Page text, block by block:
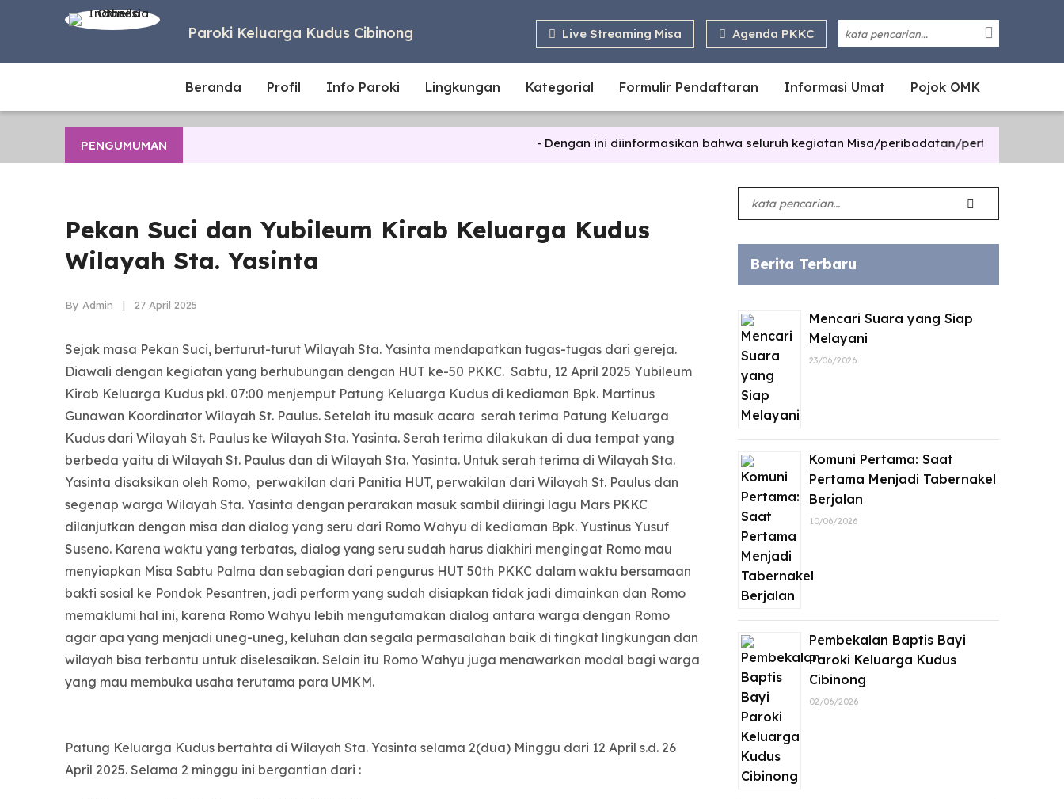
Paroki Keluarga Kudus Cibinong Agenda PKKC
Live Streaming Misa
Beranda Profil Info Paroki Lingkungan Kategorial Formulir Pendaftaran Informasi Umat Pojok OMK
PENGUMUMAN - Dengan ini diinformasikan bahwa seluruh kegiatan Misa/peribadatan/pertemuan di
Pekan Suci dan Yubileum Kirab Keluarga Kudus
Wilayah Sta. Yasinta
By Admin | 27 April 2025
Sejak masa Pekan Suci, berturut-turut Wilayah Sta. Yasinta mendapatkan tugas-tugas dari gereja.
Diawali dengan kegiatan yang berhubungan dengan HUT ke-50 PKKC. Sabtu, 12 April 2025 Yubileum
Kirab Keluarga Kudus pkl. 07:00 menjemput Patung Keluarga Kudus di kediaman Bpk. Martinus
Gunawan Koordinator Wilayah St. Paulus. Setelah itu masuk acara serah terima Patung Keluarga
Kudus dari Wilayah St. Paulus ke Wilayah Sta. Yasinta. Serah terima dilakukan di dua tempat yang
berbeda yaitu di Wilayah St. Paulus dan di Wilayah Sta. Yasinta. Untuk serah terima di Wilayah Sta.
Yasinta disaksikan oleh Romo, perwakilan dari Panitia HUT, perwakilan dari Wilayah St. Paulus dan
segenap warga Wilayah Sta. Yasinta dengan perarakan masuk sambil diiringi lagu Mars PKKC
dilanjutkan dengan misa dan dialog yang seru dari Romo Wahyu di kediaman Bpk. Yustinus Yusuf
Suseno. Karena waktu yang terbatas, dialog yang seru sudah harus diakhiri mengingat Romo mau
menyiapkan Misa Sabtu Palma dan sebagian dari pengurus HUT 50th PKKC dalam waktu bersamaan
bakti sosial ke Pondok Pesantren, jadi perform yang sudah disiapkan tidak jadi dimainkan dan Romo
memaklumi hal ini, karena Romo Wahyu lebih mengutamakan dialog antara warga dengan Romo
agar apa yang menjadi uneg-uneg, keluhan dan segala permasalahan baik di tingkat lingkungan dan
wilayah bisa terbantu untuk diselesaikan. Selain itu Romo Wahyu juga menawarkan modal bagi warga
yang mau membuka usaha terutama para UMKM.
Patung Keluarga Kudus bertahta di Wilayah Sta. Yasinta selama 2(dua) Minggu dari 12 April s.d. 26
April 2025. Selama 2 minggu ini bergantian dari :
Berita Terbaru
Mencari Suara yang Siap
Melayani
23/06/2026
Komuni Pertama: Saat
Pertama Menjadi Tabernakel
Berjalan
10/06/2026
Pembekalan Baptis Bayi
Paroki Keluarga Kudus
Cibinong
02/06/2026